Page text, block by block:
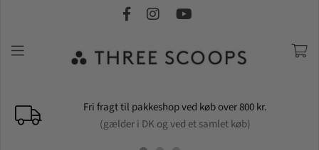
Fri fragt til pakkeshop ved køb over 800 kr.
(gælder i DK og ved et samlet køb)